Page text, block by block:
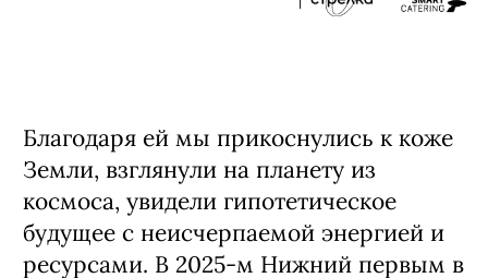
Благодаря ей мы прикоснулись к коже
Земли, взглянули на планету из
космоса, увидели гипотетическое
будущее с неисчерпаемой энергией и
ресурсами. В 2025-м Нижний первым в